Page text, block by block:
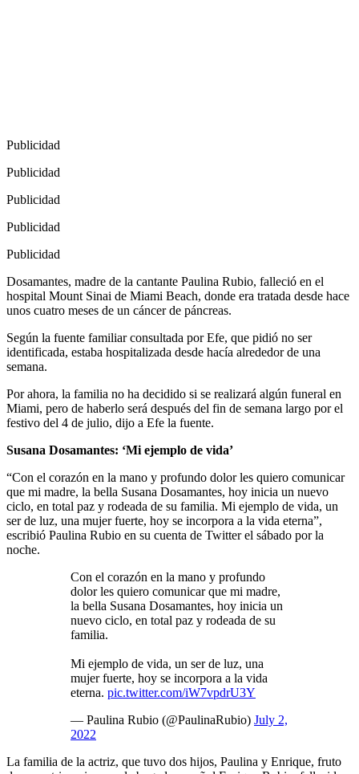
Publicidad
Publicidad
Publicidad
Publicidad
Publicidad
Dosamantes, madre de la cantante Paulina Rubio, falleció en el
hospital Mount Sinai de Miami Beach, donde era tratada desde hace
unos cuatro meses de un cáncer de páncreas.
Según la fuente familiar consultada por Efe, que pidió no ser
identificada, estaba hospitalizada desde hacía alrededor de una
semana.
Por ahora, la familia no ha decidido si se realizará algún funeral en
Miami, pero de haberlo será después del fin de semana largo por el
festivo del 4 de julio, dijo a Efe la fuente.
Susana Dosamantes: ‘Mi ejemplo de vida’
“Con el corazón en la mano y profundo dolor les quiero comunicar
que mi madre, la bella Susana Dosamantes, hoy inicia un nuevo
ciclo, en total paz y rodeada de su familia. Mi ejemplo de vida, un
ser de luz, una mujer fuerte, hoy se incorpora a la vida eterna”,
escribió Paulina Rubio en su cuenta de Twitter el sábado por la
noche.
Con el corazón en la mano y profundo
dolor les quiero comunicar que mi madre,
la bella Susana Dosamantes, hoy inicia un
nuevo ciclo, en total paz y rodeada de su
familia.
Mi ejemplo de vida, un ser de luz, una
mujer fuerte, hoy se incorpora a la vida
eterna. pic.twitter.com/iW7vpdrU3Y
— Paulina Rubio (@PaulinaRubio) July 2,
2022
La familia de la actriz, que tuvo dos hijos, Paulina y Enrique, fruto